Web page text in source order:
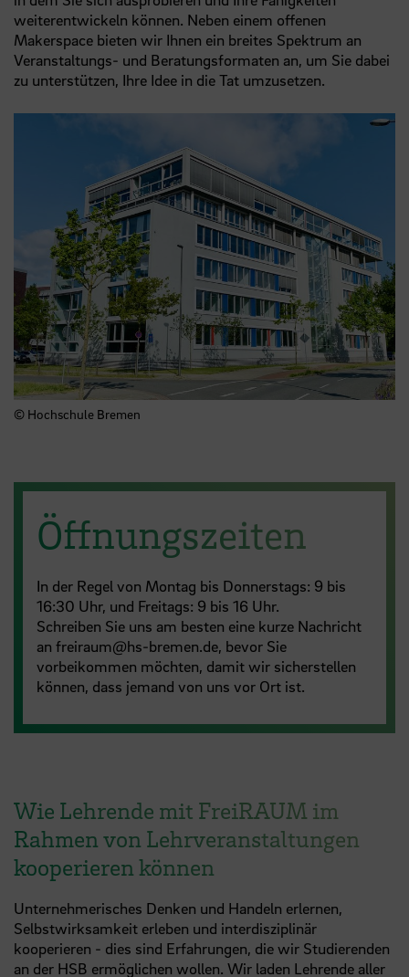
© Hochschule Bremen
weiterentwickeln können. Neben einem offenen
Makerspace bieten wir Ihnen ein breites Spektrum an
Veranstaltungs- und Beratungsformaten an, um Sie dabei
zu unterstützen, Ihre Idee in die Tat umzusetzen.
Öffnungszeiten
In der Regel von Montag bis Donnerstags: 9 bis
16:30 Uhr, und Freitags: 9 bis 16 Uhr.
Schreiben Sie uns am besten eine kurze Nachricht
an freiraum@hs-bremen.de, bevor Sie
vorbeikommen möchten, damit wir sicherstellen
können, dass jemand von uns vor Ort ist.
Wie Lehrende mit FreiRAUM im
Rahmen von Lehrveranstaltungen
kooperieren können
Unternehmerisches Denken und Handeln erlernen,
Selbstwirksamkeit erleben und interdisziplinär
kooperieren - dies sind Erfahrungen, die wir Studierenden
an der HSB ermöglichen wollen. Wir laden Lehrende aller